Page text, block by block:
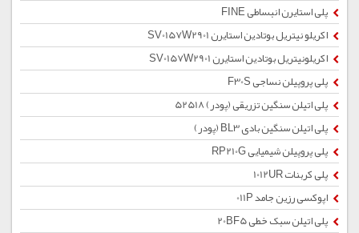
پلی استایرن انبساطی FINE
اکریلو نیتریل بوتادین استایرن SV0157W2901
اکریلونیتریل بوتادین استایرن SV0157W2901
پلی پروپیلن نساجی F30S
پلی اتیلن سنگین تزریقی (پودر) 52518
پلی اتیلن سنگین بادی BL3 (پودر)
پلی پروپیلن شیمیایی RP210G
پلی کربنات 1012UR
اپوکسی رزین جامد 011P
پلی اتیلن سبک خطی 20BF5